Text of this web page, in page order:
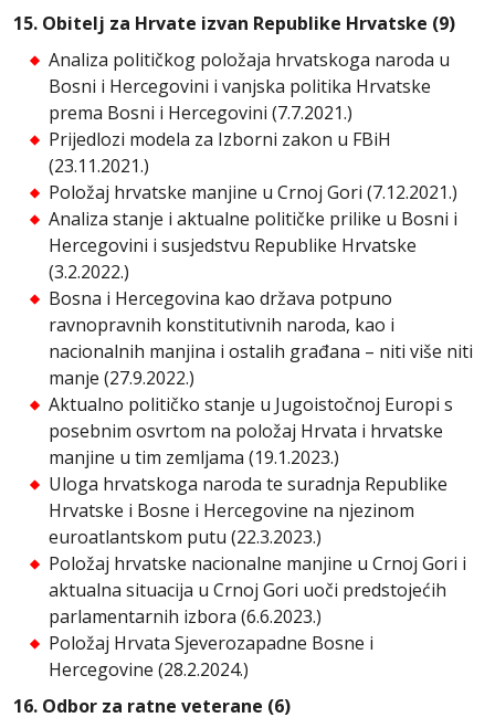
15. Obitelj za Hrvate izvan Republike Hrvatske (9)
Analiza političkog položaja hrvatskoga naroda u
Bosni i Hercegovini i vanjska politika Hrvatske
prema Bosni i Hercegovini (7.7.2021.)
Prijedlozi modela za Izborni zakon u FBiH
(23.11.2021.)
Položaj hrvatske manjine u Crnoj Gori (7.12.2021.)
Analiza stanje i aktualne političke prilike u Bosni i
Hercegovini i susjedstvu Republike Hrvatske
(3.2.2022.)
Bosna i Hercegovina kao država potpuno
ravnopravnih konstitutivnih naroda, kao i
nacionalnih manjina i ostalih građana – niti više niti
manje (27.9.2022.)
Aktualno političko stanje u Jugoistočnoj Europi s
posebnim osvrtom na položaj Hrvata i hrvatske
manjine u tim zemljama (19.1.2023.)
Uloga hrvatskoga naroda te suradnja Republike
Hrvatske i Bosne i Hercegovine na njezinom
euroatlantskom putu (22.3.2023.)
Položaj hrvatske nacionalne manjine u Crnoj Gori i
aktualna situacija u Crnoj Gori uoči predstojećih
parlamentarnih izbora (6.6.2023.)
Položaj Hrvata Sjeverozapadne Bosne i
Hercegovine (28.2.2024.)
16. Odbor za ratne veterane (6)